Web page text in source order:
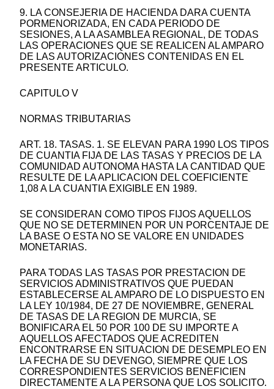
9. LA CONSEJERIA DE HACIENDA DARA CUENTA
PORMENORIZADA, EN CADA PERIODO DE
SESIONES, A LA ASAMBLEA REGIONAL, DE TODAS
LAS OPERACIONES QUE SE REALICEN AL AMPARO
DE LAS AUTORIZACIONES CONTENIDAS EN EL
PRESENTE ARTICULO.
CAPITULO V
NORMAS TRIBUTARIAS
ART. 18. TASAS. 1. SE ELEVAN PARA 1990 LOS TIPOS
DE CUANTIA FIJA DE LAS TASAS Y PRECIOS DE LA
COMUNIDAD AUTONOMA HASTA LA CANTIDAD QUE
RESULTE DE LA APLICACION DEL COEFICIENTE
1,08 A LA CUANTIA EXIGIBLE EN 1989.
SE CONSIDERAN COMO TIPOS FIJOS AQUELLOS
QUE NO SE DETERMINEN POR UN PORCENTAJE DE
LA BASE O ESTA NO SE VALORE EN UNIDADES
MONETARIAS.
PARA TODAS LAS TASAS POR PRESTACION DE
SERVICIOS ADMINISTRATIVOS QUE PUEDAN
ESTABLECERSE AL AMPARO DE LO DISPUESTO EN
LA LEY 10/1984, DE 27 DE NOVIEMBRE, GENERAL
DE TASAS DE LA REGION DE MURCIA, SE
BONIFICARA EL 50 POR 100 DE SU IMPORTE A
AQUELLOS AFECTADOS QUE ACREDITEN
ENCONTRARSE EN SITUACION DE DESEMPLEO EN
LA FECHA DE SU DEVENGO, SIEMPRE QUE LOS
CORRESPONDIENTES SERVICIOS BENEFICIEN
DIRECTAMENTE A LA PERSONA QUE LOS SOLICITO.